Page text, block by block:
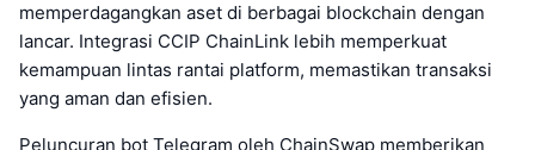
memperdagangkan aset di berbagai blockchain dengan
lancar. Integrasi CCIP ChainLink lebih memperkuat
kemampuan lintas rantai platform, memastikan transaksi
yang aman dan efisien.
Peluncuran bot Telegram oleh ChainSwap memberikan